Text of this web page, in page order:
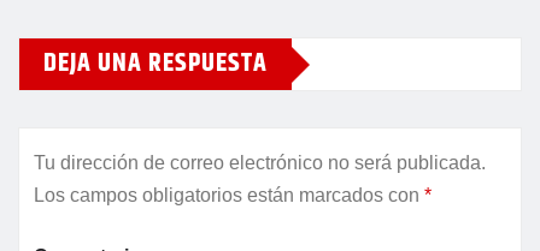
DEJA UNA RESPUESTA
Tu dirección de correo electrónico no será publicada.
Los campos obligatorios están marcados con *